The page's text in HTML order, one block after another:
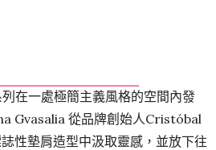
在一處極簡主義風格的空間內發
Gvasalia 從品牌創始人Cristóbal
性墊肩造型中汲取靈感，並放下往